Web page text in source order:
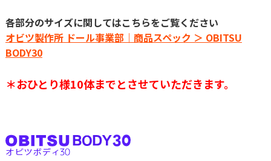
各部分のサイズに関してはこちらをご覧ください
オビツ製作所 ドール事業部｜商品スペック ＞ OBITSU
BODY30
＊おひとり様10体までとさせていただきます。